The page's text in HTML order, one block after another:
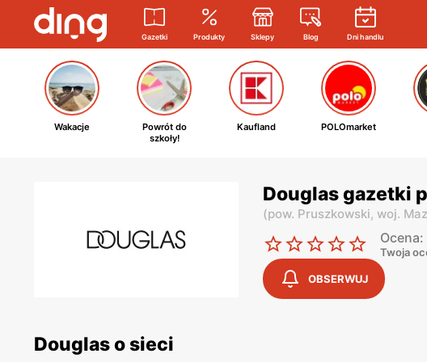
Gazetki Produkty Sklepy Blog Dni handlu
Wakacje
Powrót do
szkoły!
Kaufland POLOmarket
Douglas gazetki
(pow. Pruszkowski, woj.
Twoja
OBSERWUJ
Douglas o sieci